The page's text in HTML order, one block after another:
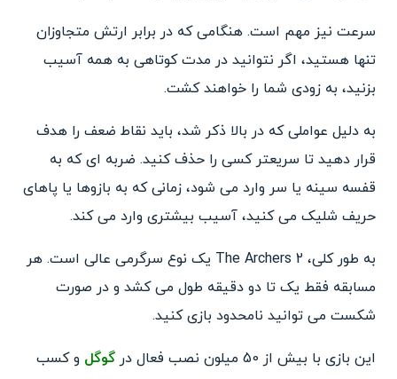
سرعت نیز مهم است. هنگامی که در برابر ارتش متجاوزان
تنها هستید، اگر نتوانید در مدت کوتاهی به همه آسیب
بزنید، به زودی شما را خواهند کشت.
به دلیل عواملی که در بالا ذکر شد، باید نقاط ضعف را هدف
قرار دهید تا سریعتر کسی را حذف کنید. ضربه ای که به
قفسه سینه یا سر وارد می شود، زمانی که به بازوها یا پاهای
حریف شلیک می کنید، آسیب بیشتری وارد می کند.
به طور کلی، The Archers 2 یک نوع سرگرمی عالی است. هر
مسابقه فقط یک تا دو دقیقه طول می کشد و در صورت
شکست می توانید نامحدود بازی کنید.
این بازی با بیش از 50 میلون نصب فعال در گوگل و کسب